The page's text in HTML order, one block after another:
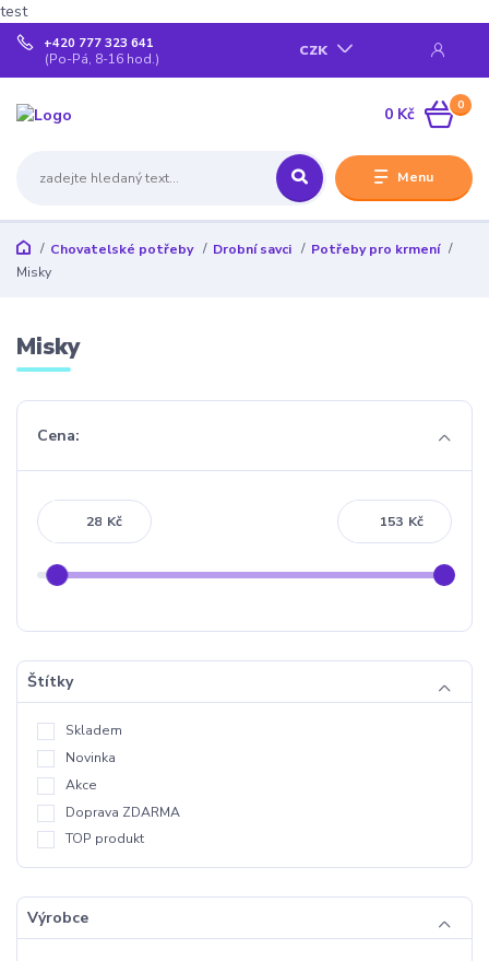
test
Menu
CZK
+420 777 323 641
(Po-Pá, 8-16 hod.)
0
0 Kč
Chovatelské potřeby Drobní savci
Potřeby pro krmení
Misky
Misky
Cena:
Kč Kč
Štítky
Skladem
Novinka
Akce
Doprava ZDARMA
TOP produkt
Výrobce